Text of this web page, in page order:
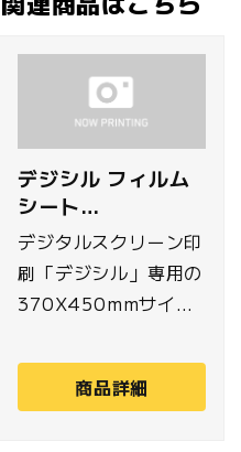
デジシル フィルム
シート
370×450mm 50
枚セット
デジタルスクリーン印
刷「デジシル」専用の
370X450mmサイズ
（50枚入セット）Tシ
ャツなどの前面・背面
商品詳細